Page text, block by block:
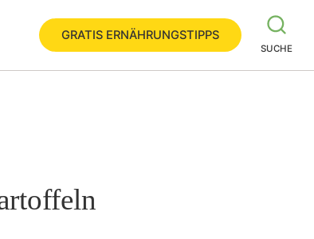
GRATIS ERNÄHRUNGSTIPPS
SUCHE